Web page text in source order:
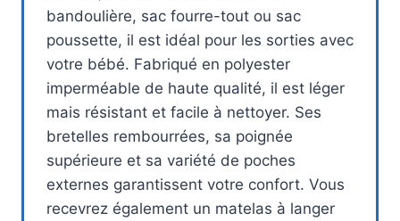
bandoulière, sac fourre-tout ou sac
poussette, il est idéal pour les sorties avec
votre bébé. Fabriqué en polyester
imperméable de haute qualité, il est léger
mais résistant et facile à nettoyer. Ses
bretelles rembourrées, sa poignée
supérieure et sa variété de poches
externes garantissent votre confort. Vous
recevrez également un matelas à langer